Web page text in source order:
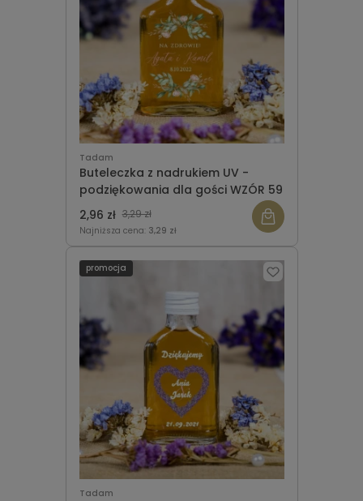
Tadam
Buteleczka z nadrukiem UV -
podziękowania dla gości WZÓR 59
2,96 zł 3,29 zł
Najniższa cena: 3,29 zł
Tadam
promocja